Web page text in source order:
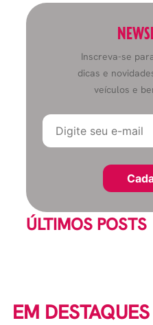
Inscreva-se
dicas e
veículos e
ÚLTIMOS POSTS
EM DESTAQUES